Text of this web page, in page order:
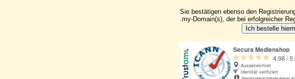
Sie bestätigen ebenso den
.my-Domain(s), der bei erfolgreicher